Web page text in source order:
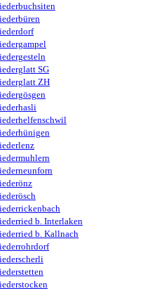
SG
ZH
b. Interlaken
b. Kallnach